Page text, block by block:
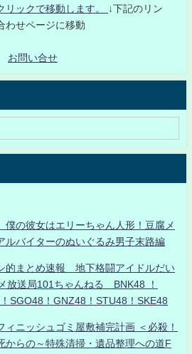
リックで移動します。
↓下記のリン
わせページに移動
お問い合せ
の彼女はエリーちゃん人形！豆腐メ
ルバイターのぬいぐるみ男子末路編
的まとめ速報 地下格闘アイドルだい
放送局101ちゃんねる BNK48 ！
SGO48！GNZ48！STU48！SKE48
ィニッシュゴミ屋敷補完計画 ＜必殺！
からの～特殊清掃・遺品整理への道F